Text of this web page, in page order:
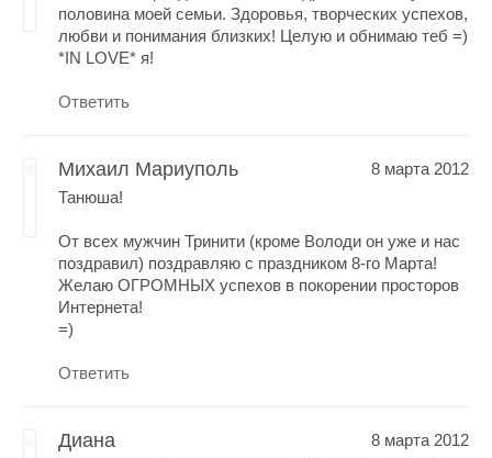
половина моей семьи. Здоровья, творческих успехов,
любви и понимания близких! Целую и обнимаю теб =)
*IN LOVE* я!
Ответить
Михаил Мариуполь
8 марта 2012
Танюша!
От всех мужчин Тринити (кроме Володи он уже и нас
поздравил) поздравляю с праздником 8-го Марта!
Желаю ОГРОМНЫХ успехов в покорении просторов
Интернета!
=)
Ответить
Диана
8 марта 2012